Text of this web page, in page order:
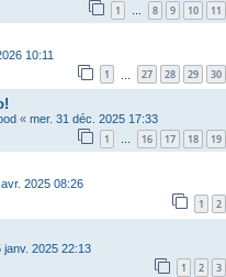
1 … 8 9 10 11
10:11
1 27 28 29 30
« mer. 31 déc. 2025 17:33
1 … 16 17 18 19
2025 08:26
1 2
janv. 2025 22:13
1 2 3